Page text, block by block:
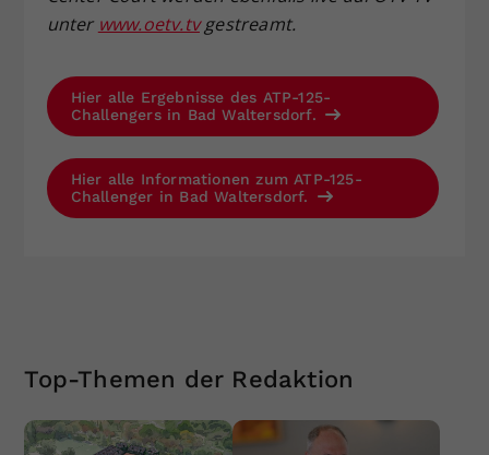
unter www.oetv.tvgestreamt.
Hier alle Ergebnisse des ATP-125-
Challengers in Bad Waltersdorf.
Hier alle Informationen zum ATP-125-
Challenger in Bad Waltersdorf.
Top-Themen der Redaktion